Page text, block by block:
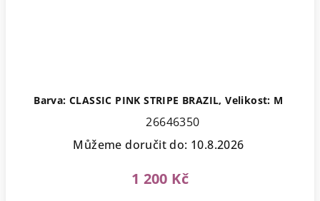
Barva: CLASSIC PINK STRIPE BRAZIL, Velikost: M
26646350
Můžeme doručit do: 10.8.2026
1 200 Kč